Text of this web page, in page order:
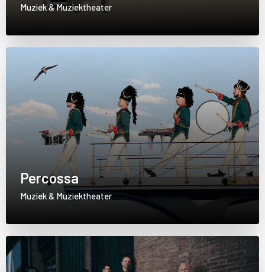
Muziek & Muziektheater
Percossa
Muziek & Muziektheater